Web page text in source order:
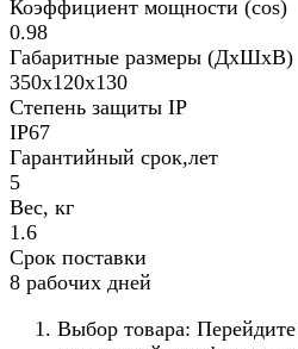
Коэффициент мощности (cos)
0.98
Габаритные размеры (ДхШхВ)
350х120х130
Степень защиты IP
IP67
Гарантийный срок,лет
5
Вес, кг
1.6
Срок поставки
8 рабочих дней
Выбор товара: Перейдите